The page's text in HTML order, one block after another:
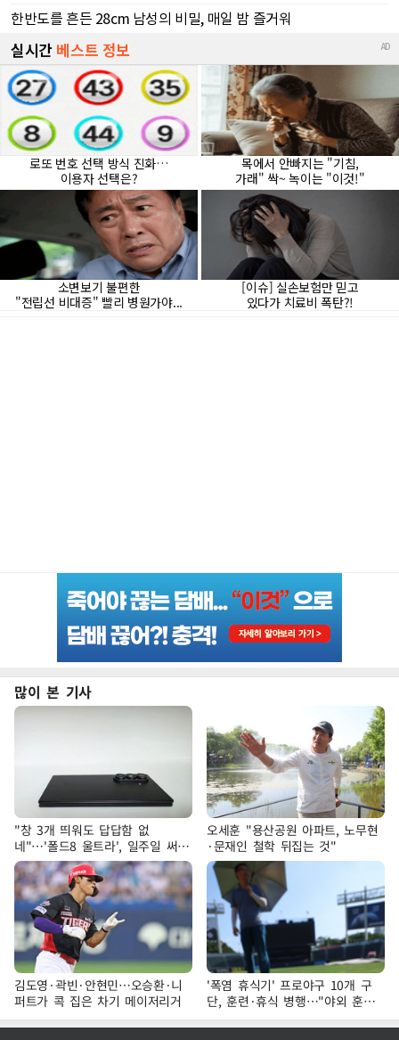
많이 본 기사
"창 3개 띄워도 답답함 없
네"…'폴드8 울트라', 일주일 써보
니
오세훈 "용산공원 아파트, 노무현
·문재인 철학 뒤집는 것"
김도영·곽빈·안현민…오승환·니
퍼트가 콕 집은 차기 메이저리거
'폭염 휴식기' 프로야구 10개 구
단, 훈련·휴식 병행…"야외 훈련
해도 안전 최우선"